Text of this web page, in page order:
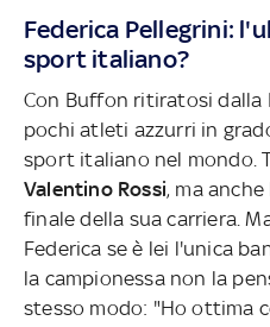
Federica Pellegrini:
sport italiano?
Con Buffon ritiratosi dalla
pochi atleti azzurri in
sport italiano nel mondo.
Valentino Rossi, ma
finale della sua carriera.
Federica se è lei l'unica
la campionessa non la
stesso modo: "Ho ottima